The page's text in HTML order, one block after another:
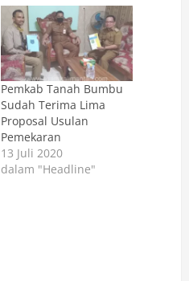
Pemkab Tanah Bumbu
Sudah Terima Lima
Proposal Usulan
Pemekaran
13 Juli 2020
dalam "Headline"